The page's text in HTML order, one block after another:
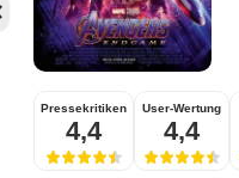
Pressekritiken
4,4
User-Wertung
4,4